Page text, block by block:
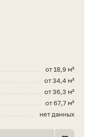
от 18,9 м²
от 34,4 м²
от 36,3 м²
от 67,7 м²
нет данных